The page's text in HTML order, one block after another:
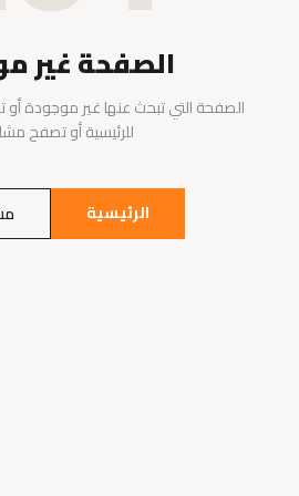
الصفحة غير
الصفحة التي تبحث عنها غير موجودة أو
للرئيسية أو تصفح
الرئيسية